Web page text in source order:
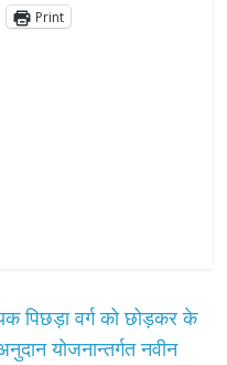
Print
पिछड़ा वर्ग को छोड़कर के
योजनान्तर्गत नवीन